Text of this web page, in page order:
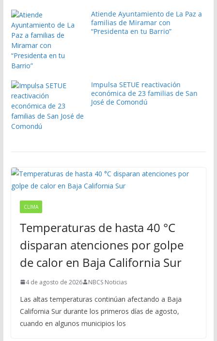
Atiende Ayuntamiento de La Paz a
familias de Miramar con
“Presidenta en tu Barrio”
Impulsa SETUE reactivación
económica de 23 familias de San
José de Comondú
CLIMA
Temperaturas de hasta 40 °C
disparan atenciones por golpe
de calor en Baja California Sur
4 de agosto de 2026 NBCS Noticias
Las altas temperaturas continúan afectando a Baja
California Sur durante los primeros días de agosto,
cuando en algunos municipios los